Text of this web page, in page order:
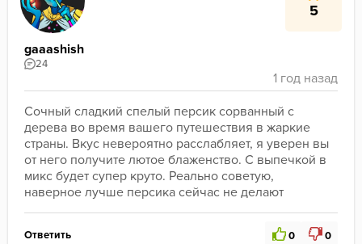
5
gaaashish
24
Сочный сладкий спелый персик сорванный с
дерева во время вашего путешествия в жаркие
страны. Вкус невероятно расслабляет, я уверен вы
от него получите лютое блаженство. С выпечкой в
микс будет супер круто. Реально советую,
наверное лучше персика сейчас не делают
Ответить 0 0